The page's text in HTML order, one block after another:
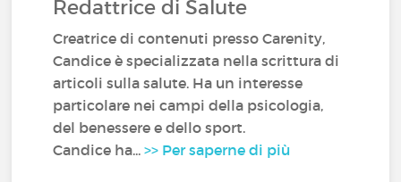
Redattrice di Salute
Creatrice di contenuti presso Carenity,
Candice è specializzata nella scrittura di
articoli sulla salute. Ha un interesse
particolare nei campi della psicologia,
del benessere e dello sport.
Candice ha...>> Per saperne di più